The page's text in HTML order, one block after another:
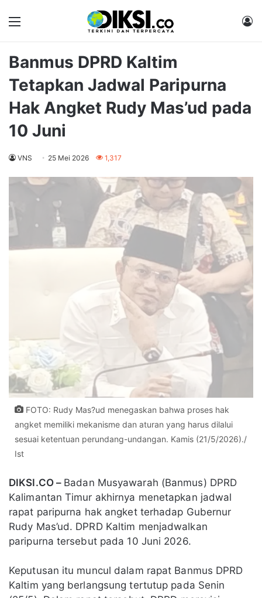
Menu
Banmus DPRD Kaltim
Tetapkan Jadwal Paripurna
Hak Angket Rudy Mas’ud pada
10 Juni
VNS 25 Mei 2026 1,317
FOTO: Rudy Mas?ud menegaskan bahwa proses hak
angket memiliki mekanisme dan aturan yang harus dilalui
sesuai ketentuan perundang-undangan. Kamis (21/5/2026)./
Ist
DIKSI.CO – Badan Musyawarah (Banmus) DPRD
Kalimantan Timur akhirnya menetapkan jadwal
rapat paripurna hak angket terhadap Gubernur
Rudy Mas’ud. DPRD Kaltim menjadwalkan
paripurna tersebut pada 10 Juni 2026.
Keputusan itu muncul dalam rapat Banmus DPRD
Kaltim yang berlangsung tertutup pada Senin